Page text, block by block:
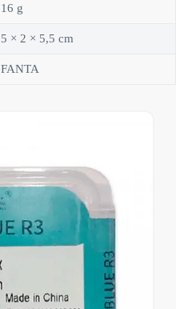
16 g
5 × 2 × 5,5 cm
FANTA